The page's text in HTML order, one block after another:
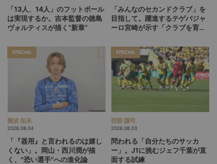
「13人、14人」のフットボール
は実現するか。吉本監督の徳島
ヴォルティスが描く“新章”
「みんなのセカンドクラブ」を
目指して。躍進するテゲバジャ
ーロ宮崎が示す「クラブを育て
SPECIAL
難波 拓未
2026.08.04
「『器用』と言われるのは嬉し
くない」。岡山・西川潤が描
く、"恐い選手"への進化論
SPECIAL
西部 謙司
2026.08.03
問われる「自分たちのサッカ
ー」。J1に挑むジェフ千葉が直
面する試練